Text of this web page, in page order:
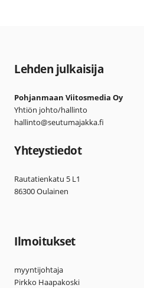
Lehden julkaisija
Pohjanmaan Viitosmedia Oy
Yhtiön johto/hallinto
hallinto@seutumajakka.fi
Yhteystiedot
Rautatienkatu 5 L1
86300 Oulainen
Ilmoitukset
myyntijohtaja
Pirkko Haapakoski